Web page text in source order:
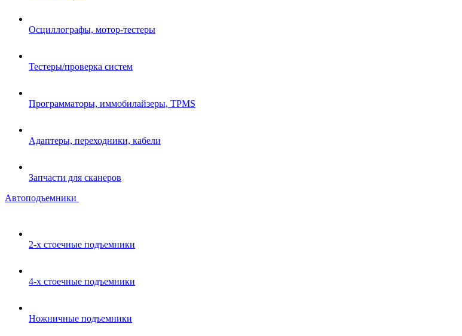
Осциллографы, мотор-тестеры
Тестеры/проверка систем
Программаторы, иммобилайзеры, TPMS
Адаптеры, переходники, кабели
Запчасти для сканеров
Автоподъемники
2-х стоечные подъемники
4-х стоечные подъемники
Ножничные подъемники